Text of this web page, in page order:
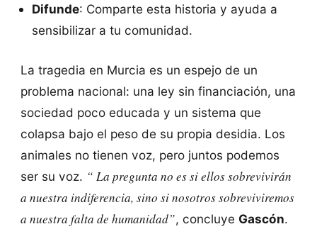
Difunde: Comparte esta historia y ayuda a
sensibilizar a tu comunidad.
La tragedia en Murcia es un espejo de un
problema nacional: una ley sin financiación, una
sociedad poco educada y un sistema que
colapsa bajo el peso de su propia desidia. Los
animales no tienen voz, pero juntos podemos
ser su voz. “ La pregunta no es si ellos sobrevivirán
a nuestra indiferencia, sino si nosotros sobreviviremos
a nuestra falta de humanidad”, concluye Gascón.